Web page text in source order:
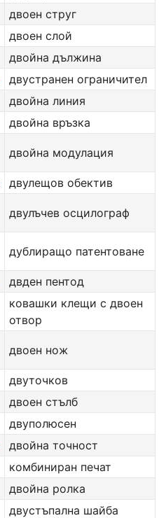
двоен струг
двоен слой
двойна дължина
двустранен ограничител
двойна линия
двойна връзка
двойна модулация
двулещов обектив
двулъчев осцилограф
дублиращо патентоване
двден пентод
ковашки клещи с двоен
отвор
двоен нож
двуточков
двоен стълб
двуполюсен
двойна точност
комбиниран печат
двойна ролка
двустъпална шайба